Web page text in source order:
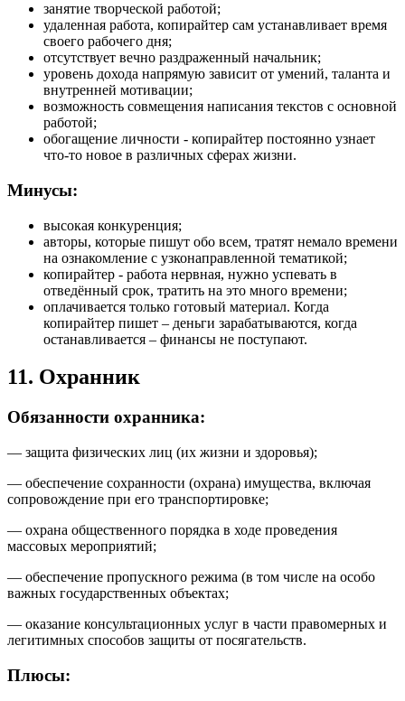
занятие творческой работой;
удаленная работа, копирайтер сам устанавливает время
своего рабочего дня;
отсутствует вечно раздраженный начальник;
уровень дохода напрямую зависит от умений, таланта и
внутренней мотивации;
возможность совмещения написания текстов с основной
работой;
обогащение личности - копирайтер постоянно узнает
что-то новое в различных сферах жизни.
Минусы:
высокая конкуренция;
авторы, которые пишут обо всем, тратят немало времени
на ознакомление с узконаправленной тематикой;
копирайтер - работа нервная, нужно успевать в
отведённый срок, тратить на это много времени;
оплачивается только готовый материал. Когда
копирайтер пишет – деньги зарабатываются, когда
останавливается – финансы не поступают.
11. Охранник
Обязанности охранника:
— защита физических лиц (их жизни и здоровья);
— обеспечение сохранности (охрана) имущества, включая
сопровождение при его транспортировке;
— охрана общественного порядка в ходе проведения
массовых мероприятий;
— обеспечение пропускного режима (в том числе на особо
важных государственных объектах;
— оказание консультационных услуг в части правомерных и
легитимных способов защиты от посягательств.
Плюсы: